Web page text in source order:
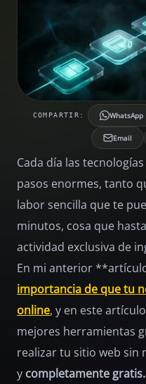
COMPARTIR: WhatsApp
Email
Cada día las
pasos enormes, tanto
labor sencilla que te
minutos, cosa que
actividad exclusiva de
En mi anterior
importancia de que tu
online, y en este
mejores herramientas
realizar tu sitio web sin
y completamente gratis.